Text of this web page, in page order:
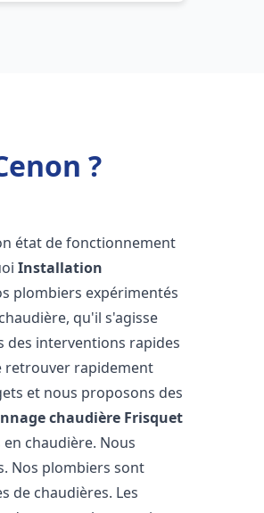
?
état de fonctionnement
Installation
plombiers expérimentés
qu'il s'agisse
interventions rapides
retrouver rapidement
et nous proposons des
chaudière Frisquet
chaudière. Nous
Nos plombiers sont
de chaudières. Les